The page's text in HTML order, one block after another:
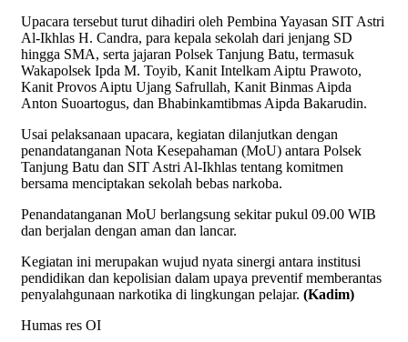
Upacara tersebut turut dihadiri oleh Pembina Yayasan SIT Astri
Al-Ikhlas H. Candra, para kepala sekolah dari jenjang SD
hingga SMA, serta jajaran Polsek Tanjung Batu, termasuk
Wakapolsek Ipda M. Toyib, Kanit Intelkam Aiptu Prawoto,
Kanit Provos Aiptu Ujang Safrullah, Kanit Binmas Aipda
Anton Suoartogus, dan Bhabinkamtibmas Aipda Bakarudin.
Usai pelaksanaan upacara, kegiatan dilanjutkan dengan
penandatanganan Nota Kesepahaman (MoU) antara Polsek
Tanjung Batu dan SIT Astri Al-Ikhlas tentang komitmen
bersama menciptakan sekolah bebas narkoba.
Penandatanganan MoU berlangsung sekitar pukul 09.00 WIB
dan berjalan dengan aman dan lancar.
Kegiatan ini merupakan wujud nyata sinergi antara institusi
pendidikan dan kepolisian dalam upaya preventif memberantas
penyalahgunaan narkotika di lingkungan pelajar. (Kadim)
Humas res OI